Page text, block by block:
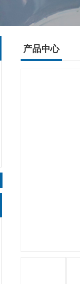
产品中心